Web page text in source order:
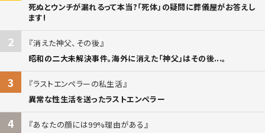
死ぬとウンチが漏れるって本当?「死体」の疑問に葬儀屋がお答えし
ます!
2
消えた神父、その後
昭和の二大未解決事件。海外に消えた「神父」はその後...。
3
ラストエンペラーの私生活
異常な性生活を送ったラストエンペラー
4
あなたの顔には99%理由がある